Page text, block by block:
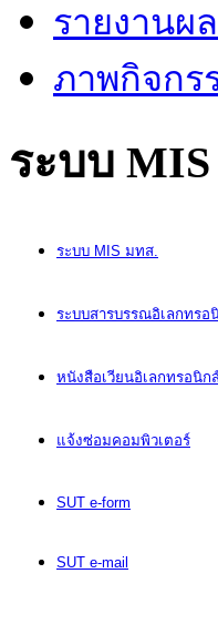
รายงานผ
ภาพกิจกร
ระบบ MIS
ระบบ MIS มทส.
ระบบสารบรรณอิเลกทรอ
หนังสือเวียนอิเลกทรอนิก
แจ้งซ่อมคอมพิวเตอร์
SUT e-form
SUT e-mail